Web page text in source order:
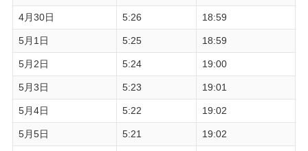
4月30日 5:26 18:59
5月1日 5:25 18:59
5月2日 5:24 19:00
5月3日 5:23 19:01
5月4日 5:22 19:02
5月5日 5:21 19:02